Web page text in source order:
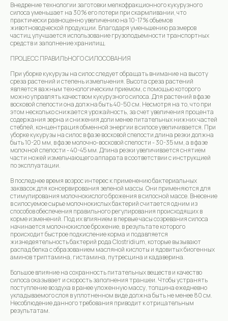
Внедрение технологии заготовки мелкофракционного кукурузного
силоса уменьшает на 30% его потери при скармливании, что
практически равноценно увеличению на 10-17% объемов
животноводческой продукции. Благодаря уменьшению размеров
частиц улучшается использование грузоподъемности транспортных
средств и заполнение хранилищ.
ПРОЦЕСС ПРАВИЛЬНОГО СИЛОСОВАНИЯ
При уборке кукурузы на силос следует обращать внимание на высоту
среза растений и степень измельчения. Высота среза растений
является важным технологическим приемом, с помощью которого
можно управлять качеством кукурузного силоса. Для растений в фазе
восковой спелости она должна быть 40-50 см. Несмотря на то, что при
этом несколько снижается урожайность, за счет увеличения процента
содержания зерна и снижения доли менее питательных нижних частей
стеблей, концентрация обменной энергии в силосе увеличивается. При
уборке кукурузы на силос в фазе восковой спелости длина резки должна
быть 10-20 мм, в фазе молочно-восковой спелости - 30-35 мм, а в фазе
молочной спелости - 40-45 мм. Длина резки увеличивается снятием
части ножей измельчающего аппарата в соответствии с инструкцией
по эксплуатации.
В последнее время возрос интерес к применению бактериальных
заквасок для консервирования зеленой массы. Они применяются для
стимулирования молочнокислого брожения в силосной массе. Внесение
в силосуемое сырье молочнокислых бактерий считается одним из
способов обеспечения правильного регулирования происходящих в
корме изменений. Под их влиянием в первые часы созревания силоса
начинается молочнокислое брожение, в результате которого
происходит быстрое подкисление корма и подавляется
жизнедеятельность бактерий рода Clostridium, которые вызывают
распад белка с образованием масляной кислоты и ядовитых биогенных
аминов триптамина, гистамина, путресцина и кадаверина.
Большое влияние на сохранность питательных веществ и качество
силоса оказывает и скорость заполнения траншеи. Чтобы устранять
поступление воздуха в ранее уложенную массу, толщина ежедневно
укладываемого слоя в уплотненном виде должна быть не менее 80 см.
Несоблюдение данного требования приводит к отрицательным
результатам.